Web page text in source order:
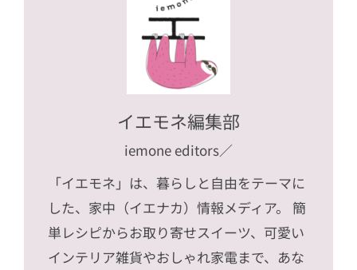
イエモネ編集部
iemone editors／
「イエモネ」は、暮らしと自由をテーマに
した、家中（イエナカ）情報メディア。 簡
単レシピからお取り寄せスイーツ、可愛い
インテリア雑貨やおしゃれ家電まで、あな